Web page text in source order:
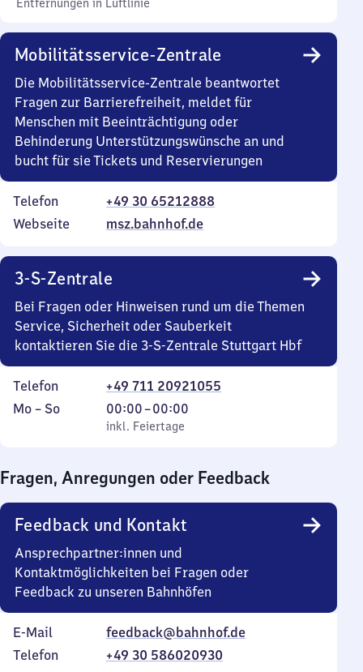
Entfernungen in Luftlinie
Mobilitätsservice-Zentrale
Die Mobilitätsservice-Zentrale beantwortet
Fragen zur Barrierefreiheit, meldet für
Menschen mit Beeinträchtigung oder
Behinderung Unterstützungswünsche an und
bucht für sie Tickets und Reservierungen
Telefon
+49 30 65212888
Webseite
msz.bahnhof.de
3-S-Zentrale
Bei Fragen oder Hinweisen rund um die Themen
Service, Sicherheit oder Sauberkeit
kontaktieren Sie die 3-S-Zentrale Stuttgart Hbf
Telefon
+49 711 20921055
Montag
Mo – So,
inkl. Feiertage
00:00–00:00
Von
0
0
Uhr
inkl. Feiertage
Fragen, Anregungen oder Feedback
Feedback und Kontakt
Ansprechpartner:innen und
Kontaktmöglichkeiten bei Fragen oder
Feedback zu unseren Bahnhöfen
E-Mail
feedback@bahnhof.de
Telefon
+49 30 586020930